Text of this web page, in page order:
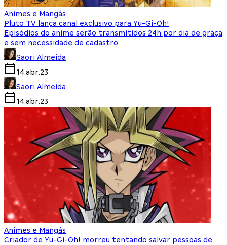
Animes e Mangás
Pluto TV lança canal exclusivo para Yu-Gi-Oh!
Episódios do anime serão transmitidos 24h por dia de graça
e sem necessidade de cadastro
Saori Almeida
14.abr.23
Saori Almeida
14.abr.23
Animes e Mangás
Criador de Yu-Gi-Oh! morreu tentando salvar pessoas de